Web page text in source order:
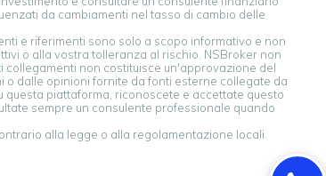
da cambiamenti nel tasso di cambio delle
e riferimenti sono solo a scopo informativo e non
o alla vostra tolleranza al rischio. NSBroker non
collegamenti non costituisce un'approvazione del
o dalle opinioni fornite da fonti esterne collegate da
questa piattaforma, riconoscete e accettate questo
sempre un consulente professionale quando
alla legge o alla regolamentazione locali.